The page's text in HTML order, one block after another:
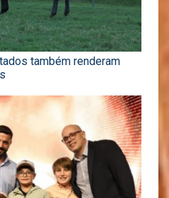
também renderam